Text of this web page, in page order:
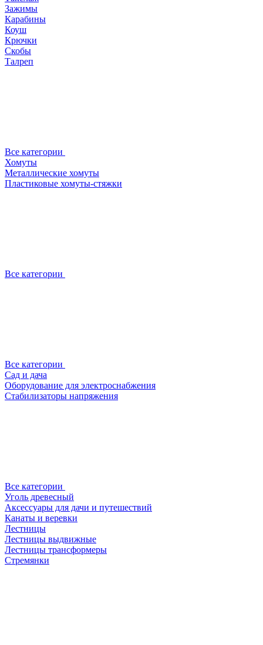
Зажимы
Карабины
Коуш
Крючки
Скобы
Талреп
Все категории
Хомуты
Металлические хомуты
Пластиковые хомуты-стяжки
Все категории
Все категории
Сад и дача
Оборудование для электроснабжения
Стабилизаторы напряжения
Все категории
Уголь древесный
Аксессуары для дачи и путешествий
Канаты и веревки
Лестницы
Лестницы выдвижные
Лестницы трансформеры
Стремянки